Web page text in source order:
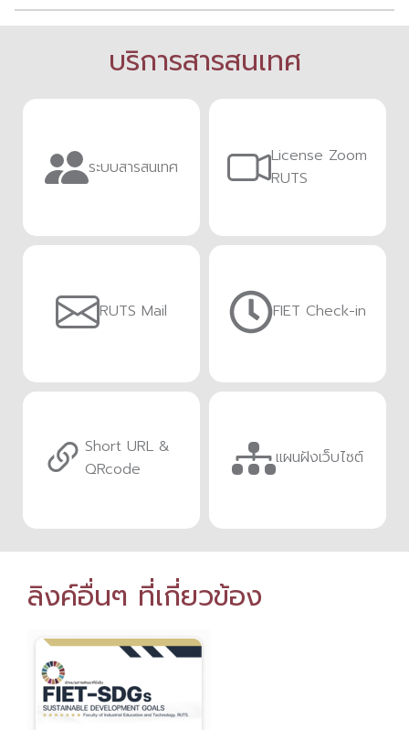
บริการสารสนเทศ
ระบบสารสนเทศ
License Zoom
RUTS
RUTS Mail FIET Check-in
Short URL &
QRcode
แผนฝังเว็บไซต์
ลิงค์อื่นๆ ที่เกี่ยวข้อง